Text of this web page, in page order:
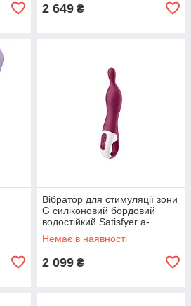
2 649 ₴
Вібратор для стимуляції зони
G силіконовий бордовий
водостійкий Satisfyer a-
Mazing 1 Кайф
Немає в наявності
2 099 ₴